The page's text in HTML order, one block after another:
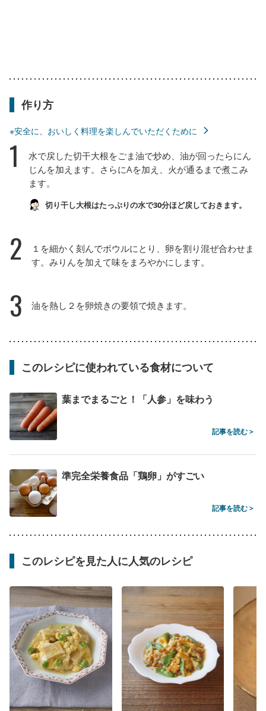
作り方
※安全に、おいしく料理を楽しんでいただくために
1
水で戻した切干大根をごま油で炒め、油が回ったらにん
じんを加えます。さらにAを加え、火が通るまで煮こみ
ます。
切り干し大根はたっぷりの水で30分ほど戻しておきます。
2
１を細かく刻んでボウルにとり、卵を割り混ぜ合わせま
す。みりんを加えて味をまろやかにします。
3 油を熱し２を卵焼きの要領で焼きます。
このレシピに使われている食材について
葉までまるごと！「人参」を味わう
記事を読む >
準完全栄養食品「鶏卵」がすごい
記事を読む >
このレシピを見た人に人気のレシピ